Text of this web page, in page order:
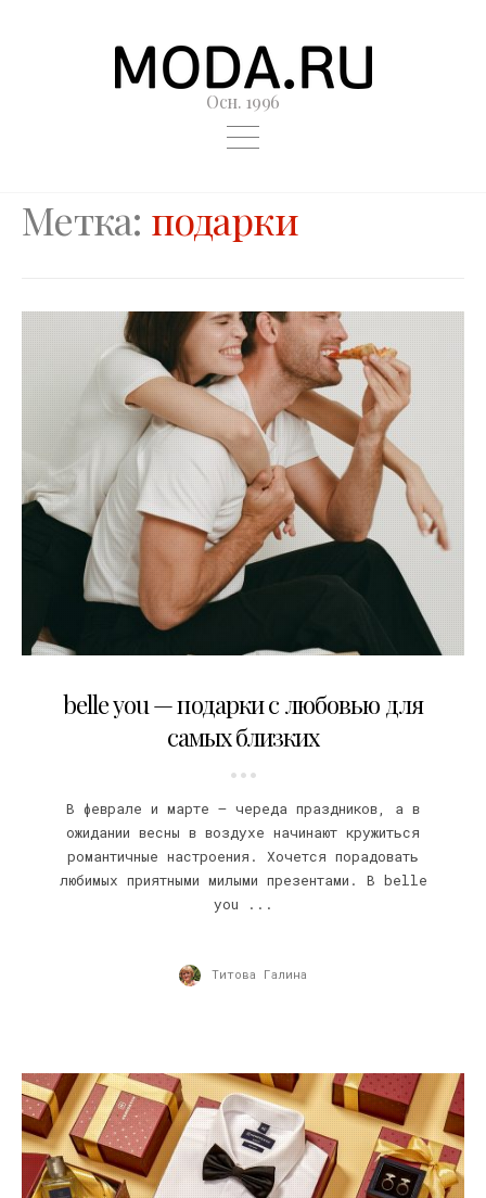
Осн. 1996
Метка: подарки
belle you — подарки с любовью для
самых близких
В феврале и марте — череда праздников, а в
ожидании весны в воздухе начинают кружиться
романтичные настроения. Хочется порадовать
любимых приятными милыми презентами. В belle
you ...
Титова Галина